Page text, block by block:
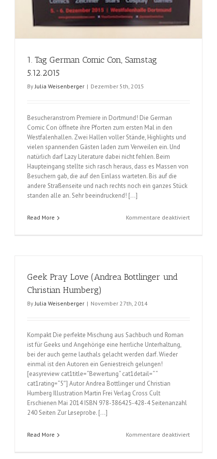
1. Tag German Comic Con, Samstag
5.12.2015
ByJulia Weisenberger | Dezember 5th, 2015
Besucheranstrom Premiere in Dortmund! Die German
Comic Con öffnete ihre Pforten zum ersten Mal in den
Westfalenhallen. Zwei Hallen voller Stände, Highlights und
vielen spannenden Gästen laden zum Verweilen ein. Und
natürlich darf Lazy Literature dabei nicht fehlen. Beim
Haupteingang stellte sich rasch heraus, dass es Massen von
Besuchern gab, die auf den Einlass warteten. Bis auf die
andere Straßenseite und nach rechts noch ein ganzes Stück
standen alle an. Sehr beeindruckend! […]
Read More Kommentare deaktiviertfür
Geek Pray Love (Andrea Bottlinger und
Christian Humberg)
ByJulia Weisenberger | November 27th, 2014
Kompakt Die perfekte Mischung aus Sachbuch und Roman
ist für Geeks und Angehörige eine herrliche Unterhaltung,
bei der auch gerne lauthals gelacht werden darf. Wieder
einmal ist den Autoren ein Geniestreich gelungen!
[easyreview cat1title=“Bewertung“ cat1detail=“ “
cat1rating=“5″] Autor Andrea Bottlinger und Christian
Humberg Illustration Martin Frei Verlag Cross Cult
Erschienen Mai 2014 ISBN 978-386425-428-4 Seitenanzahl
240 Seiten Zur Leseprobe. […]
Read More Kommentare deaktiviertfür